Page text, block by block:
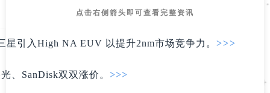
点击右侧箭头即可查看完整资讯
星 引 入High NA EUV 以提升2nm市场竞争力。 >>>
光、SanDisk双双涨价。 >>>